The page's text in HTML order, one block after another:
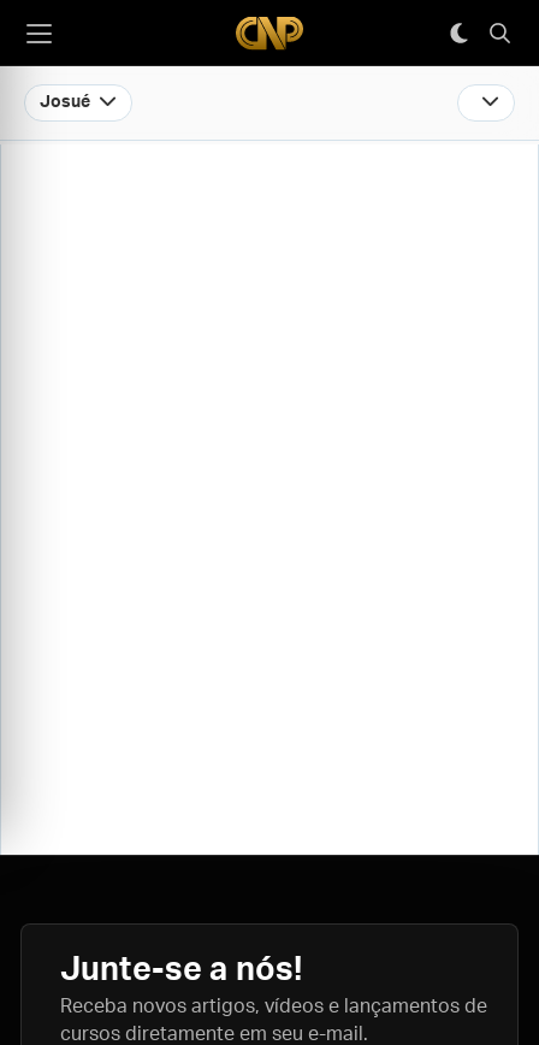
Josué
Junte-se a nós!
Receba novos artigos, vídeos e lançamentos de
cursos diretamente em seu e-mail.